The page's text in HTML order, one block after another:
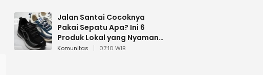
Jalan Santai Cocoknya
Pakai Sepatu Apa? Ini 6
Produk Lokal yang Nyaman
Buat 17 Agustusan
Komunitas 07:10 WIB